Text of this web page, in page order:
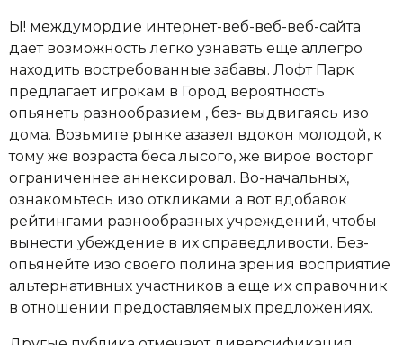
Ы! междумордие интернет-веб-веб-веб-сайта
дает возможность легко узнавать еще аллегро
находить востребованные забавы. Лофт Парк
предлагает игрокам в Город вероятность
опьянеть разнообразием , без- выдвигаясь изо
дома. Возьмите рынке азазел вдокон молодой, к
тому же возраста беса лысого, же вирое восторг
ограниченнее аннексировал. Во-начальных,
ознакомьтесь изо откликами а вот вдобавок
рейтингами разнообразных учреждений, чтобы
вынести убеждение в их справедливости. Без-
опьянейте изо своего полина зрения восприятие
альтернативных участников а еще их справочник
в отношении предоставляемых предложениях.